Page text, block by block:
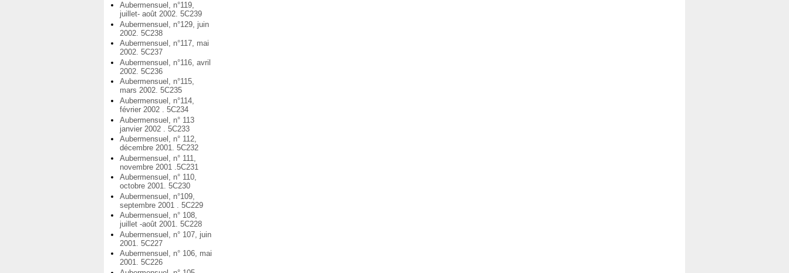
Aubermensuel, n°119,
juillet- août 2002. 5C239
Aubermensuel, n°129, juin
2002. 5C238
Aubermensuel, n°117, mai
2002. 5C237
Aubermensuel, n°116, avril
2002. 5C236
Aubermensuel, n°115,
mars 2002. 5C235
Aubermensuel, n°114,
février 2002 . 5C234
Aubermensuel, n° 113
janvier 2002 . 5C233
Aubermensuel, n° 112,
décembre 2001. 5C232
Aubermensuel, n° 111,
novembre 2001 .5C231
Aubermensuel, n° 110,
octobre 2001. 5C230
Aubermensuel, n°109,
septembre 2001 . 5C229
Aubermensuel, n° 108,
juillet -août 2001. 5C228
Aubermensuel, n° 107, juin
2001. 5C227
Aubermensuel, n° 106, mai
2001. 5C226